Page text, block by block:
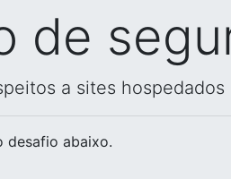
de
a sites hospedados
desafio abaixo.